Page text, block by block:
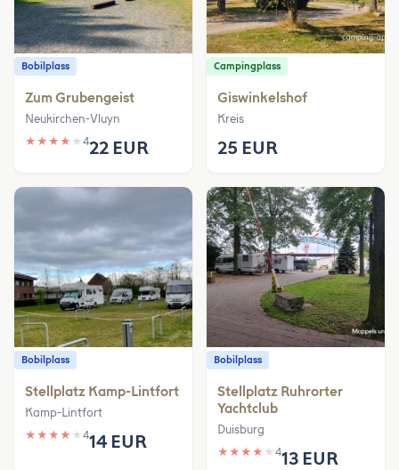
Bobilplass
Zum Grubengeist
Neukirchen-Vluyn
★ ★ ★ ★ ★ 422 EUR
Campingplass
Giswinkelshof
Kreis
25 EUR
Bobilplass
Stellplatz Kamp-Lintfort
Kamp-Lintfort
★ ★ ★ ★ ★ 414 EUR
Bobilplass
Stellplatz Ruhrorter
Yachtclub
Duisburg
★ ★ ★ ★ ★ 413 EUR